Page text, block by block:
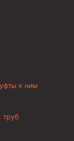
к ним
труб